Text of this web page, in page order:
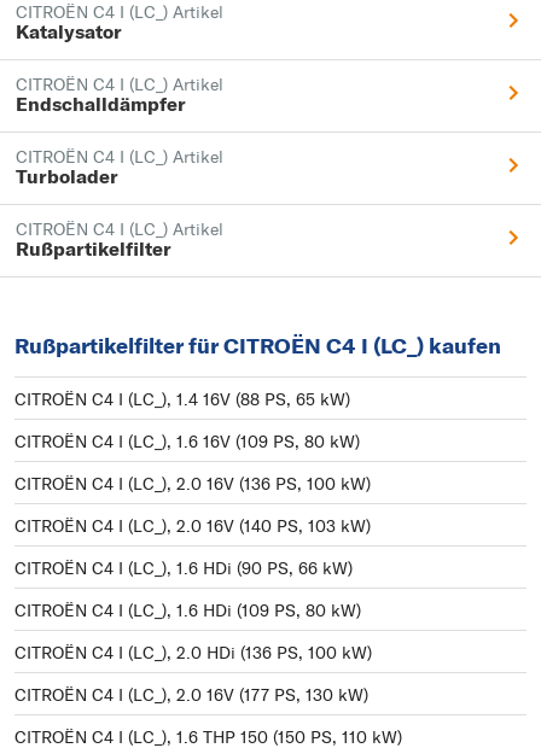
CITROËN C4 I (LC_) Artikel
Katalysator
CITROËN C4 I (LC_) Artikel
Endschalldämpfer
CITROËN C4 I (LC_) Artikel
Turbolader
CITROËN C4 I (LC_) Artikel
Rußpartikelfilter
Rußpartikelfilter für CITROËN C4 I (LC_) kaufen
CITROËN C4 I (LC_), 1.4 16V (88 PS, 65 kW)
CITROËN C4 I (LC_), 1.6 16V (109 PS, 80 kW)
CITROËN C4 I (LC_), 2.0 16V (136 PS, 100 kW)
CITROËN C4 I (LC_), 2.0 16V (140 PS, 103 kW)
CITROËN C4 I (LC_), 1.6 HDi (90 PS, 66 kW)
CITROËN C4 I (LC_), 1.6 HDi (109 PS, 80 kW)
CITROËN C4 I (LC_), 2.0 HDi (136 PS, 100 kW)
CITROËN C4 I (LC_), 2.0 16V (177 PS, 130 kW)
CITROËN C4 I (LC_), 1.6 THP 150 (150 PS, 110 kW)